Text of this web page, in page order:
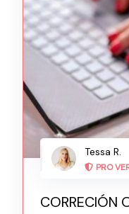
Tessa R.
PRO
CORRECIÓN